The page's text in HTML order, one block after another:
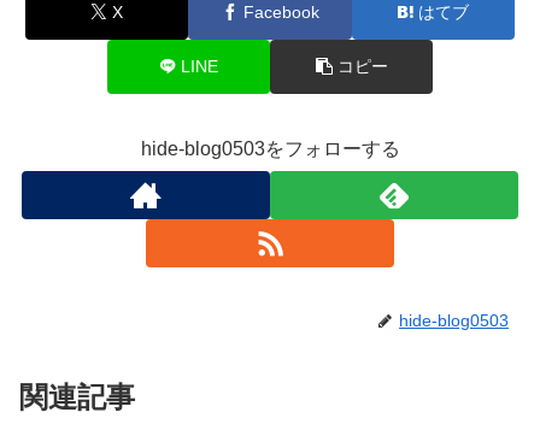
X Facebook はてブ
LINE コピー
hide-blog0503をフォローする
hide-blog0503
関連記事